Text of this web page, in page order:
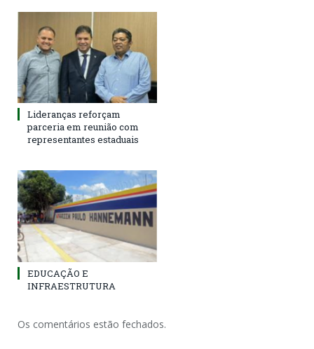
Lideranças reforçam
parceria em reunião com
representantes estaduais
EDUCAÇÃO E
INFRAESTRUTURA
Os comentários estão fechados.